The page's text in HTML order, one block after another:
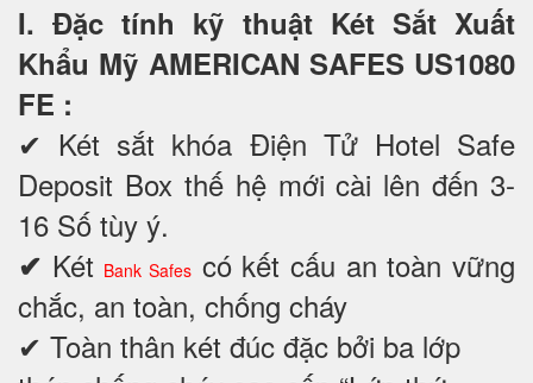
I. Đặc tính kỹ thuật Két Sắt Xuất
Khẩu Mỹ AMERICAN SAFES US1080
FE :
✔ Két sắt khóa Điện Tử Hotel Safe
Deposit Box thế hệ mới cài lên đến 3-
16 Số tùy ý.
✔ Két Bank Safes có kết cấu an toàn vững
chắc, an toàn, chống cháy
✔ Toàn thân két đúc đặc bởi ba lớp